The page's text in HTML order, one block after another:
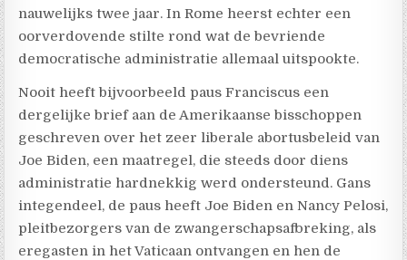
nauwelijks twee jaar. In Rome heerst echter een
oorverdovende stilte rond wat de bevriende
democratische administratie allemaal uitspookte.
Nooit heeft bijvoorbeeld paus Franciscus een
dergelijke brief aan de Amerikaanse bisschoppen
geschreven over het zeer liberale abortusbeleid van
Joe Biden, een maatregel, die steeds door diens
administratie hardnekkig werd ondersteund. Gans
integendeel, de paus heeft Joe Biden en Nancy Pelosi,
pleitbezorgers van de zwangerschapsafbreking, als
eregasten in het Vaticaan ontvangen en hen de